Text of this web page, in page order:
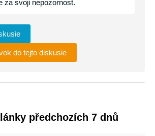
za svoji nepozornost.
do tejto diskusie
předchozích 7 dnů